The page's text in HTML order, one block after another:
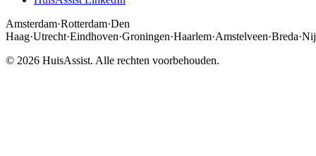
Amsterdam·Rotterdam·Den
Haag·Utrecht·Eindhoven·Groningen·Haarlem·Amstelveen·Breda·
© 2026 HuisAssist. Alle rechten voorbehouden.